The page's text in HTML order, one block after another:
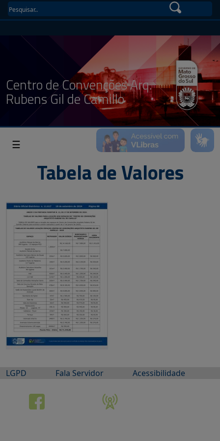
Centro de Convenções Arq.
Rubens Gil de Camillo
☰
Tabela de Valores
LGPD Fala Servidor Acessibilidade